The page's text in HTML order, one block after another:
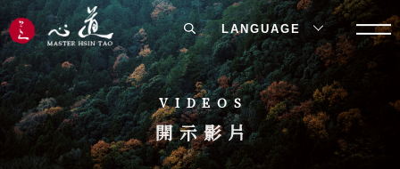
VIDEOS
開示影片
LANGUAGE